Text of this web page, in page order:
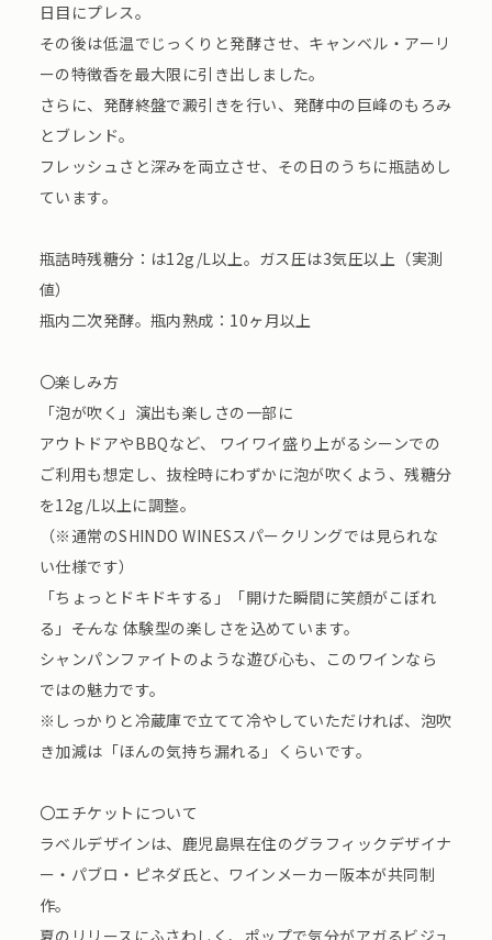
⽇⽬にプレス。
その後は低温でじっくりと発酵させ、キャンベル・アーリ
ーの特徴⾹を最⼤限に引き出しました。
さらに、発酵終盤で澱引きを⾏い、発酵中の巨峰のもろみ
とブレンド。
フレッシュさと深みを両⽴させ、その⽇のうちに瓶詰めし
ています。
瓶詰時残糖分：は12g/L以上。ガス圧は3気圧以上（実測
値）
瓶内⼆次発酵。瓶内熟成：10ヶ⽉以上
〇楽しみ方
「泡が吹く」演出も楽しさの⼀部に
アウトドアやBBQなど、 ワイワイ盛り上がるシーンでの
ご利⽤も想定し、抜栓時にわずかに泡が吹くよう、残糖分
を12g/L以上に調整。
（※通常のSHINDO WINESスパークリングでは⾒られな
い仕様です）
「ちょっとドキドキする」「開けた瞬間に笑顔がこぼれ
る」――そんな 体験型の楽しさを込めています。
シャンパンファイトのような遊び⼼も、このワインなら
ではの魅⼒です。
※しっかりと冷蔵庫で⽴てて冷やしていただければ、泡吹
き加減は「ほんの気持ち漏れる」くらいです。
〇エチケットについて
ラベルデザインは、⿅児島県在住のグラフィックデザイナ
ー・パブロ・ピネダ⽒と、ワインメーカー阪本が共同制
作。